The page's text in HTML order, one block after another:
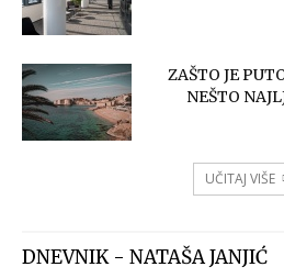
ZAŠTO JE
NEŠTO
UČITAJ VIŠE
DNEVNIK - NATAŠA JANJIĆ